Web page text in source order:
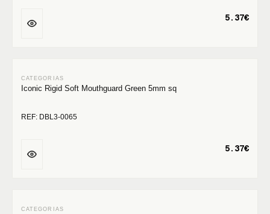
5.37€
Iconic Rigid Soft Mouthguard Green 5mm sq
REF: DBL3-0065
5.37€